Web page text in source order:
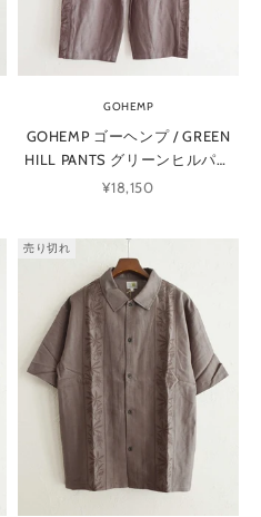
GOHEMP
GOHEMP ゴーヘンプ / GREEN
HILL PANTS グリーンヒルパン
ツ (STONE GRAY ストーングレ
セール価格
¥18,150
売り切れ